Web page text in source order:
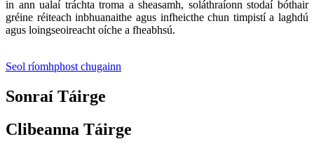
in ann ualaí tráchta troma a sheasamh, soláthraíonn stodaí bóthair
gréine réiteach inbhuanaithe agus infheicthe chun timpistí a laghdú
agus loingseoireacht oíche a fheabhsú.
Seol ríomhphost chugainn
Sonraí Táirge
Clibeanna Táirge